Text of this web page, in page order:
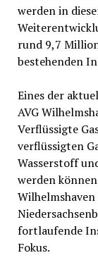
werden in
rund 9,7
bestehenden
Eines der
AVG
Verflüssigte
verflüssigten
Wasserstoff
werden
fortlaufende
Fokus.